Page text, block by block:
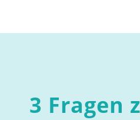
3 Fragen